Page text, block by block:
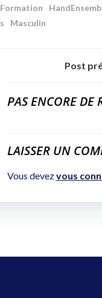
Formation
Masculin
Post
PAS ENCORE DE
LAISSER UN
Vous devezvous